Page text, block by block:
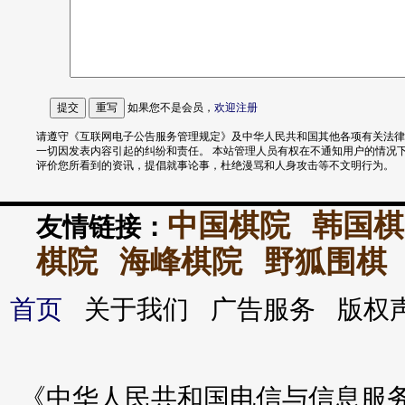
如果您不是会员， 欢迎注册
请遵守《互联网电子公告服务管理规定》及中华人民共和国其他各项有关法
一切因发表内容引起的纠纷和责任。 本站管理人员有权在不通知用户的情况
评价您所看到的资讯，提倡就事论事，杜绝漫骂和人身攻击等不文明行为。
友情链接： 中国棋院
韩国
棋院
海峰棋院 野狐围棋
首页 关于我们 广告服务 版
《中华人民共和国电信与信息